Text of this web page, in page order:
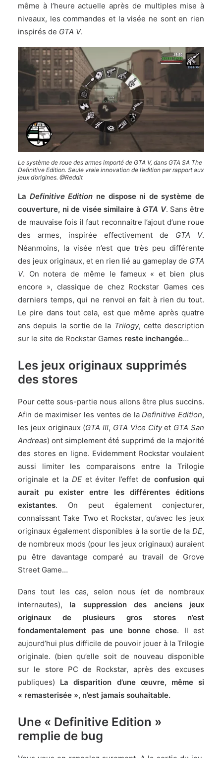
même à l’heure actuelle après de multiples mise à
niveaux, les commandes et la visée ne sont en rien
inspirés de GTA V.
Le système de roue des armes importé de GTA V, dans GTA SA The
Definitive Edition. Seule vraie innovation de l’edition par rapport aux
jeux d’origines. @Reddit
La Definitive Edition ne dispose ni de système de
couverture, ni de visée similaire à GTA V. Sans être
de mauvaise fois il faut reconnaitre l’ajout d’une roue
des armes, inspirée effectivement de GTA V.
Néanmoins, la visée n’est que très peu différente
des jeux originaux, et en rien lié au gameplay de GTA
V. On notera de même le fameux « et bien plus
encore », classique de chez Rockstar Games ces
derniers temps, qui ne renvoi en fait à rien du tout.
Le pire dans tout cela, est que même après quatre
ans depuis la sortie de la Trilogy, cette description
sur le site de Rockstar Games reste inchangée…
Les jeux originaux supprimés
des stores
Pour cette sous-partie nous allons être plus succins.
Afin de maximiser les ventes de laDefinitive Edition,
les jeux originaux (GTA III, GTA Vice Cityet GTA San
Andreas) ont simplement été supprimé de la majorité
des stores en ligne. Evidemment Rockstar voulaient
aussi limiter les comparaisons entre la Trilogie
originale et la DEet éviter l’effet deconfusion qui
aurait pu exister entre les différentes éditions
existantes. On peut également conjecturer,
connaissant Take Two et Rockstar, qu’avec les jeux
originaux également disponibles à la sortie de la DE,
de nombreux mods (pour les jeux originaux) auraient
pu être davantage comparé au travail de Grove
Street Game…
Dans tout les cas, selon nous (et de nombreux
internautes), la suppression des anciens jeux
originaux de plusieurs gros stores n’est
fondamentalement pas une bonne chose. Il est
aujourd’hui plus difficile de pouvoir jouer à la Trilogie
originale. (bien qu’elle soit de nouveau disponible
sur le store PC de Rockstar, après des excuses
publiques) La disparition d’une œuvre, même si
« remasterisée », n’est jamais souhaitable.
Une « Definitive Edition »
remplie de bug